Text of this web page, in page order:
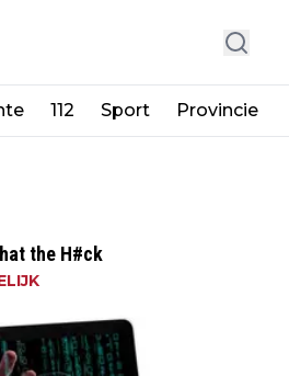
112 Sport Provincie
the H#ck